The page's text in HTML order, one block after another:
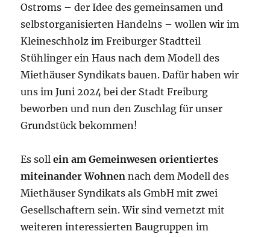
Ostroms – der Idee des gemeinsamen und
selbstorganisierten Handelns – wollen wir im
Kleineschholz im Freiburger Stadtteil
Stühlinger ein Haus nach dem Modell des
Miethäuser Syndikats bauen. Dafür haben wir
uns im Juni 2024 bei der Stadt Freiburg
beworben und nun den Zuschlag für unser
Grundstück bekommen!
Es sollein am Gemeinwesen orientiertes
miteinander Wohnen nach dem Modell des
Miethäuser Syndikats als GmbH mit zwei
Gesellschaftern sein. Wir sind vernetzt mit
weiteren interessierten Baugruppen im